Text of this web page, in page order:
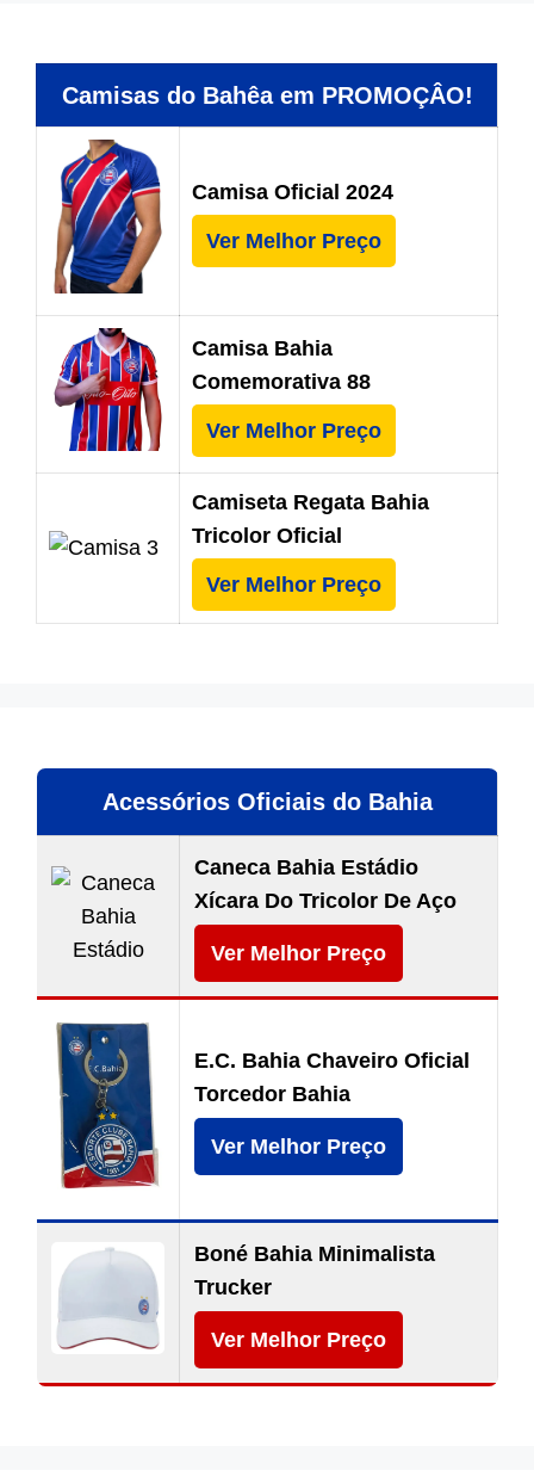
Camisas do Bahêa em PROMOÇÂO!
Camisa Oficial 2024
Ver Melhor Preço
Camisa Bahia
Comemorativa 88
Ver Melhor Preço
Camiseta Regata Bahia
Tricolor Oficial
Ver Melhor Preço
Acessórios Oficiais do Bahia
Caneca Bahia Estádio
Xícara Do Tricolor De Aço
Ver Melhor Preço
E.C. Bahia Chaveiro Oficial
Torcedor Bahia
Ver Melhor Preço
Boné Bahia Minimalista
Trucker
Ver Melhor Preço